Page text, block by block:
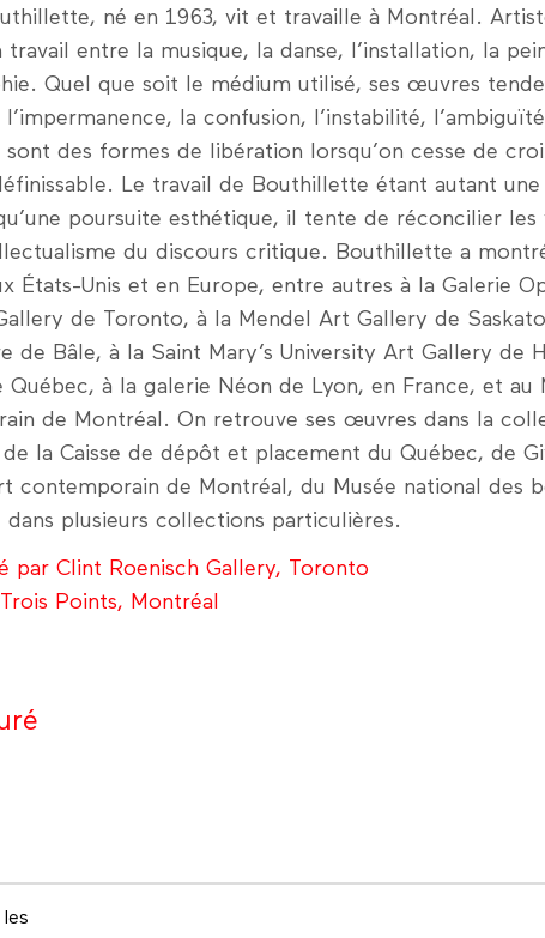
né en 1963, vit et travaille à Montréal.
travail entre la musique, la danse, l’installation, la
Quel que soit le médium utilisé, ses œuvres
l’impermanence, la confusion, l’instabilité,
sont des formes de libération lorsqu’on cesse de
Le travail de Bouthillette étant autant une
poursuite esthétique, il tente de réconcilier les
du discours critique. Bouthillette a
États-Unis et en Europe, entre autres à la Galerie
de Toronto, à la Mendel Art Gallery de
de Bâle, à la Saint Mary’s University Art Gallery de
Québec, à la galerie Néon de Lyon, en France, et au
de Montréal. On retrouve ses œuvres dans la
de la Caisse de dépôt et placement du Québec, de
contemporain de Montréal, du Musée national des
dans plusieurs collections particulières.
par Clint Roenisch Gallery, Toronto
Points, Montréal